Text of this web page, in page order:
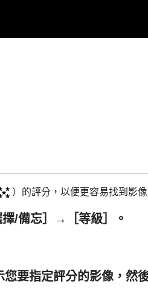
）的評分，以便更容易找到影像
擇/備忘］ → ［等級］ 。
要指定評分的影像，然